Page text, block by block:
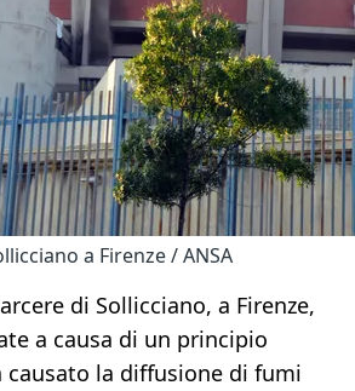
a Firenze / ANSA
di Sollicciano, a Firenze,
a causa di un principio
causato la diffusione di fumi